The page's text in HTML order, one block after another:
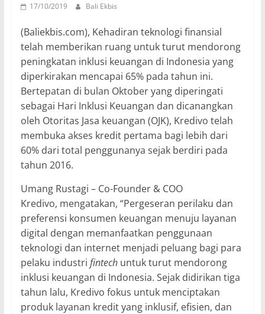
17/10/2019 Bali Ekbis
(Baliekbis.com), Kehadiran teknologi finansial
telah memberikan ruang untuk turut mendorong
peningkatan inklusi keuangan di Indonesia yang
diperkirakan mencapai 65% pada tahun ini.
Bertepatan di bulan Oktober yang diperingati
sebagai Hari Inklusi Keuangan dan dicanangkan
oleh Otoritas Jasa keuangan (OJK), Kredivo telah
membuka akses kredit pertama bagi lebih dari
60% dari total penggunanya sejak berdiri pada
tahun 2016.
Umang Rustagi – Co-Founder & COO
Kredivo, mengatakan, “Pergeseran perilaku dan
preferensi konsumen keuangan menuju layanan
digital dengan memanfaatkan penggunaan
teknologi dan internet menjadi peluang bagi para
pelaku industri fintechuntuk turut mendorong
inklusi keuangan di Indonesia. Sejak didirikan tiga
tahun lalu, Kredivo fokus untuk menciptakan
produk layanan kredit yang inklusif, efisien, dan